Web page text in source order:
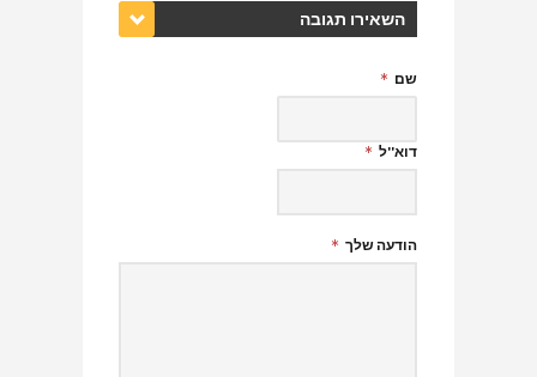
השאירו תגובה
שם
דוא''ל
הודעה שלך